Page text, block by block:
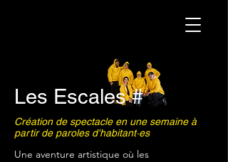
Les Escales #
Création de spectacle en une semaine à
partir de paroles d'habitant·es
Une aventure artistique où les